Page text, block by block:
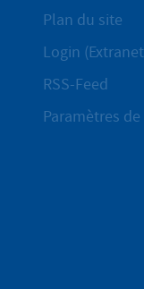
Plan du site
Login
RSS-Feed
Paramètres